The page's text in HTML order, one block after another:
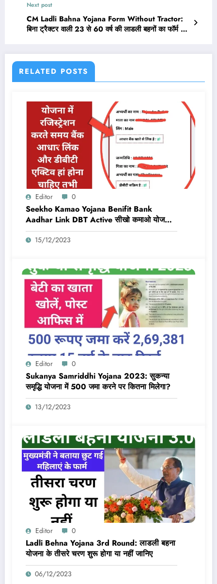
Next post
CM Ladli Bahna Yojana Form Without Tractor:
बिना ट्रैक्टर वाली 23 से 60 वर्ष की लाडली बहनों का फॉर्म इन
RELATED POSTS
Editor 0
Seekho Kamao Yojana Benifit Bank
Aadhar Link DBT Active सीखो कमाओ योजना
का लाभ तभी मिलेगा 10,000 Rs जब बैंक डीबीटी
एक्टिव और आधार लिंक होगा
15/12/2023
Editor 0
Sukanya Samriddhi Yojana 2023: सुकन्या
समृद्धि योजना में 500 जमा करने पर कितना मिलेगा?
13/12/2023
Editor 0
Ladli Behna Yojana 3rd Round: लाडली बहना
योजना के तीसरे चरण शुरू होगा या नहीं जानिए
06/12/2023